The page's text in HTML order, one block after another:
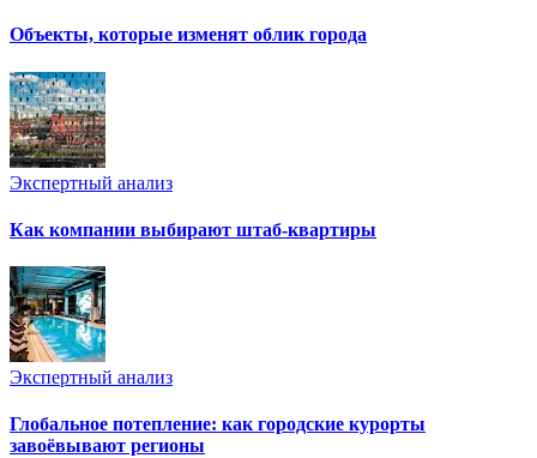
Объекты, которые изменят облик города
Экспертный анализ
Как компании выбирают штаб-квартиры
Экспертный анализ
Глобальное потепление: как городские курорты
завоёвывают регионы